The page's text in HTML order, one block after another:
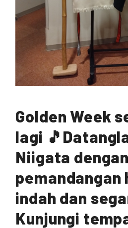
Golden Week
lagi
Niigata dengan
pemandangan
indah dan
Kunjungi